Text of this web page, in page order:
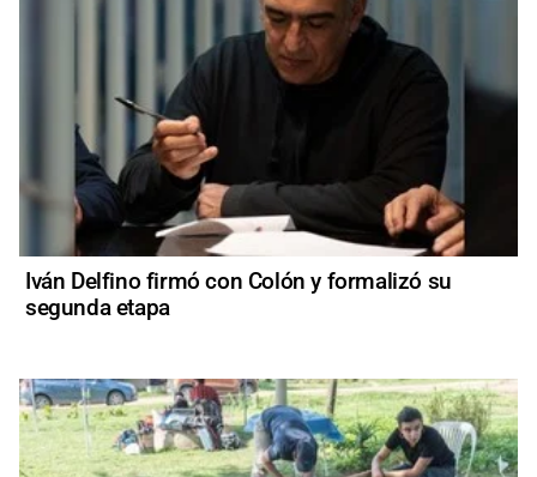
Iván Delfino firmó con Colón y formalizó su
segunda etapa